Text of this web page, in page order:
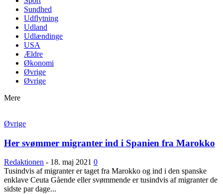
Sundhed
Udflytning
Udland
Udlændinge
USA
Ældre
Økonomi
Øvrige
Øvrige
Mere
Øvrige
Her svømmer migranter ind i Spanien fra Marokko
Redaktionen - 18. maj 2021 0
Tusindvis af migranter er taget fra Marokko og ind i den spanske
enklave Ceuta Gående eller svømmende er tusindvis af migranter de
sidste par dage...